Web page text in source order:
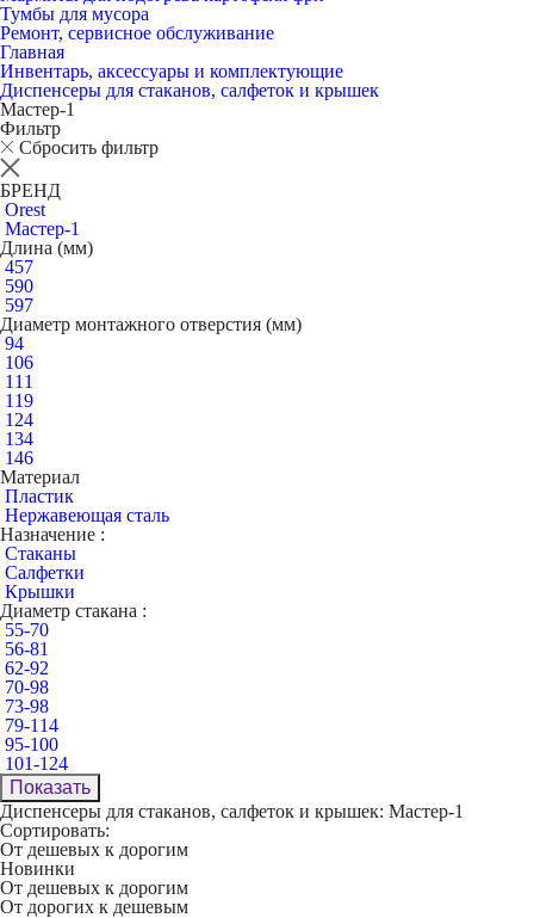
Тумбы для мусора
Ремонт, сервисное обслуживание
Главная
Инвентарь, аксессуары и комплектующие
Диспенсеры для стаканов, салфеток и крышек
Мастер-1
Фильтр
Сбросить фильтр
БРЕНД
Orest
Мастер-1
Длина (мм)
457
590
597
Диаметр монтажного отверстия (мм)
94
106
111
119
124
134
146
Материал
Пластик
Нержавеющая сталь
Назначение :
Стаканы
Салфетки
Крышки
Диаметр стакана :
55-70
56-81
62-92
70-98
73-98
79-114
95-100
101-124
Показать
Диспенсеры для стаканов, салфеток и крышек: Мастер-1
Сортировать:
От дешевых к дорогим
Новинки
От дешевых к дорогим
От дорогих к дешевым